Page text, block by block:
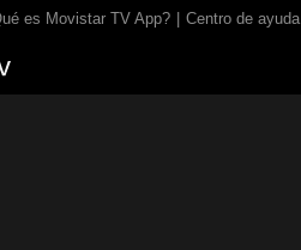
es Movistar TV App? Centro de ayuda